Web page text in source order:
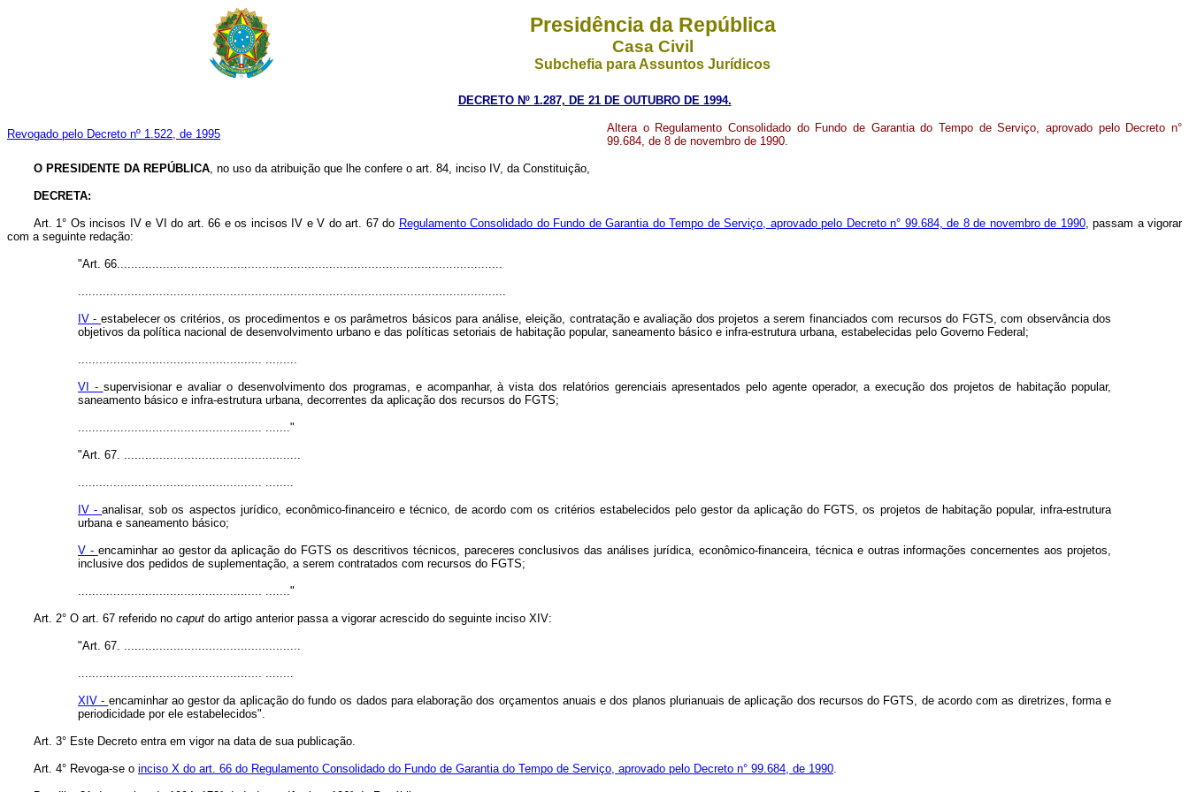
Presidência da República
Casa Civil
Subchefia para Assuntos Jurídicos
DECRETO Nº 1.287, DE 21 DE OUTUBRO DE 1994.
Revogado pelo Decreto nº 1.522, de 1995
Altera o Regulamento Consolidado do Fundo de Garantia do Tempo de Serviço, aprovado pelo Decreto n°
99.684, de 8 de novembro de 1990.
O PRESIDENTE DA REPÚBLICA, no uso da atribuição que lhe confere o art. 84, inciso IV, da Constituição,
DECRETA:
Art. 1° Os incisos IV e VI do art. 66 e os incisos IV e V do art. 67 do Regulamento Consolidado do Fundo de Garantia do Tempo de Serviço, aprovado pelo Decreto n° 99.684, de 8 de novembro de 1990, passam a vigorar
com a seguinte redação:
"Art. 66.............................................................................................................
.........................................................................................................................
IV - estabelecer os critérios, os procedimentos e os parâmetros básicos para análise, eleição, contratação e avaliação dos projetos a serem financiados com recursos do FGTS, com observância dos
objetivos da política nacional de desenvolvimento urbano e das políticas setoriais de habitação popular, saneamento básico e infra-estrutura urbana, estabelecidas pelo Governo Federal;
.................................................... .........
VI - supervisionar e avaliar o desenvolvimento dos programas, e acompanhar, à vista dos relatórios gerenciais apresentados pelo agente operador, a execução dos projetos de habitação popular,
saneamento básico e infra-estrutura urbana, decorrentes da aplicação dos recursos do FGTS;
.................................................... ......."
"Art. 67. ..................................................
.................................................... ........
IV -analisar, sob os aspectos jurídico, econômico-financeiro e técnico, de acordo com os critérios estabelecidos pelo gestor da aplicação do FGTS, os projetos de habitação popular, infra-estrutura
urbana e saneamento básico;
V - encaminhar ao gestor da aplicação do FGTS os descritivos técnicos, pareceres conclusivos das análises jurídica, econômico-financeira, técnica e outras informações concernentes aos projetos,
inclusive dos pedidos de suplementação, a serem contratados com recursos do FGTS;
.................................................... ......."
Art. 2° O art. 67 referido no caput do artigo anterior passa a vigorar acrescido do seguinte inciso XIV:
"Art. 67. ..................................................
.................................................... ........
XIV - encaminhar ao gestor da aplicação do fundo os dados para elaboração dos orçamentos anuais e dos planos plurianuais de aplicação dos recursos do FGTS, de acordo com as diretrizes, forma e
periodicidade por ele estabelecidos".
Art. 3° Este Decreto entra em vigor na data de sua publicação.
Art. 4° Revoga-se o inciso X do art. 66 do Regulamento Consolidado do Fundo de Garantia do Tempo de Serviço, aprovado pelo Decreto n° 99.684, de 1990.